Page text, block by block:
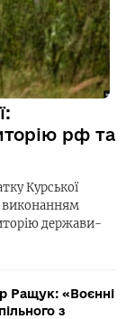
рф та
Курської
виконанням
держави-
Ращук: «Воєнні
з